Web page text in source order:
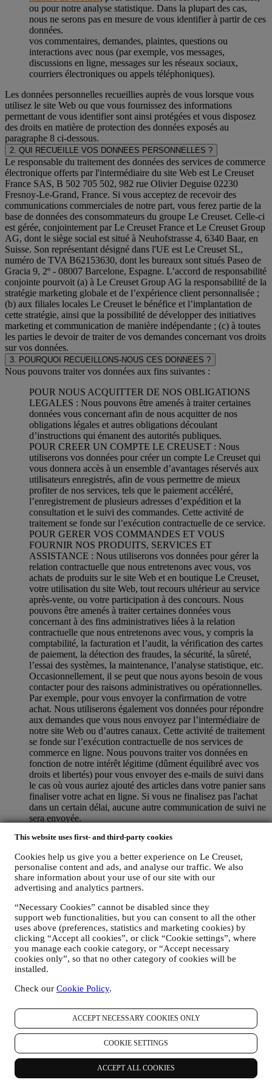
This website uses first- and third-party cookies
Cookies help us give you a better experience on Le Creuset,
personalise content and ads, and analyse our traffic. We also
share information about your use of our site with our
advertising and analytics partners.
“Necessary Cookies” cannot be disabled since they
support web functionalities, but you can consent to all the other
uses above (preferences, statistics and marketing cookies) by
clicking “Accept all cookies”, or click “Cookie settings”, where
you manage each cookie category, or “Accept necessary
cookies only”, so that no other category of cookies will be
installed.
Check our Cookie Policy.
ACCEPT NECESSARY COOKIES ONLY
COOKIE SETTINGS
ACCEPT ALL COOKIES
ou pour notre analyse statistique. Dans la plupart des cas,
nous ne serons pas en mesure de vous identifier à partir de ces
données.
vos commentaires, demandes, plaintes, questions ou
interactions avec nous (par exemple, vos messages,
discussions en ligne, messages sur les réseaux sociaux,
courriers électroniques ou appels téléphoniques).
Les données personnelles recueillies auprès de vous lorsque vous
utilisez le site Web ou que vous fournissez des informations
permettant de vous identifier sont ainsi protégées et vous disposez
des droits en matière de protection des données exposés au
paragraphe 8 ci-dessous.
2. QUI RECUEILLE VOS DONNEES PERSONNELLES ?
Le responsable du traitement des données des services de commerce
électronique offerts par l'intermédiaire du site Web est Le Creuset
France SAS, B 502 705 502, 982 rue Olivier Deguise 02230
Fresnoy-Le-Grand, France. Si vous acceptez de recevoir des
communications commerciales de notre part, vous ferez partie de la
base de données des consommateurs du groupe Le Creuset. Celle-ci
est gérée, conjointement par Le Creuset France et Le Creuset Group
AG, dont le siège social est situé à Neuhofstrasse 4, 6340 Baar, en
Suisse. Son représentant désigné dans l'UE est Le Creuset SL,
numéro de TVA B62153630, dont les bureaux sont situés Paseo de
Gracia 9, 2º - 08007 Barcelone, Espagne. L’accord de responsabilité
conjointe pourvoit (a) à Le Creuset Group AG la responsabilité de la
stratégie marketing globale et de l’expérience client personnalisée ;
(b) aux filiales locales Le Creuset le bénéfice et l’implantation de
cette stratégie, ainsi que la possibilité de développer des initiatives
marketing et communication de manière indépendante ; (c) à toutes
les parties le devoir de traiter de vos demandes concernant vos droits
sur vos données.
3. POURQUOI RECUEILLONS-NOUS CES DONNEES ?
Nous pouvons traiter vos données aux fins suivantes :
POUR NOUS ACQUITTER DE NOS OBLIGATIONS
LEGALES : Nous pouvons être amenés à traiter certaines
données vous concernant afin de nous acquitter de nos
obligations légales et autres obligations découlant
d’instructions qui émanent des autorités publiques.
POUR CREER UN COMPTE LE CREUSET : Nous
utiliserons vos données pour créer un compte Le Creuset qui
vous donnera accès à un ensemble d’avantages réservés aux
utilisateurs enregistrés, afin de vous permettre de mieux
profiter de nos services, tels que le paiement accéléré,
l’enregistrement de plusieurs adresses d’expédition et la
consultation et le suivi des commandes. Cette activité de
traitement se fonde sur l’exécution contractuelle de ce service.
POUR GERER VOS COMMANDES ET VOUS
FOURNIR NOS PRODUITS, SERVICES ET
ASSISTANCE : Nous utiliserons vos données pour gérer la
relation contractuelle que nous entretenons avec vous, vos
achats de produits sur le site Web et en boutique Le Creuset,
votre utilisation du site Web, tout recours ultérieur au service
après-vente, ou votre participation à des concours. Nous
pouvons être amenés à traiter certaines données vous
concernant à des fins administratives liées à la relation
contractuelle que nous entretenons avec vous, y compris la
comptabilité, la facturation et l’audit, la vérification des cartes
de paiement, la détection des fraudes, la sécurité, la sûreté,
l’essai des systèmes, la maintenance, l’analyse statistique, etc.
Occasionnellement, il se peut que nous ayons besoin de vous
contacter pour des raisons administratives ou opérationnelles.
Par exemple, pour vous envoyer la confirmation de votre
achat. Nous utiliserons également vos données pour répondre
aux demandes que vous nous envoyez par l’intermédiaire de
notre site Web ou d’autres canaux. Cette activité de traitement
se fonde sur l’exécution contractuelle de nos services de
commerce en ligne. Nous pouvons traiter vos données en
fonction de notre intérêt légitime (dûment équilibré avec vos
droits et libertés) pour vous envoyer des e-mails de suivi dans
le cas où vous auriez ajouté des articles dans votre panier sans
finaliser votre achat en ligne. Si vous ne finalisez pas l'achat
dans un certain délai, aucune autre communication de suivi ne
sera envoyée.
NOUVEAUTES OU DES OFFRES SUR LES PRODUITS
vous abonnant à notre bulletin d’information lorsque vous
créez un compte sur le site Web), nous vous enverrons des
communications publicitaires personnalisées et des nouvelles
sur les initiatives relatives au monde Le Creuset, aux filiales
du groupe et à ses affiliés et partenaires locaux également
selon vos préférences. Nous vous contacterons par courrier
électronique, par SMS ou par les réseaux sociaux, ainsi que
par des moyens automatisés. Ces communications porteront
sur les produits Le Creuset ou sur les ouvertures de nouveaux
magasins, les événements exclusifs, les concours, les
enquêtes, les démonstrations organisées par Le Creuset ou les
peuvent être sélectionnées ou personnalisées en fonction des
de résidence ou votre historique d'achat, ou vos préférences
en lien avec nos produits. L’utilisation de vos données nous
permettra de mieux comprendre vos intérêts. Nous pourrons
ainsi personnaliser nos messages pour les rendre plus
pertinents et intéressants. Il n’y aura pas d’autres effets. Nous
recueillons également des statistiques concernant l’ouverture
des courriers électroniques et les clics en utilisant les